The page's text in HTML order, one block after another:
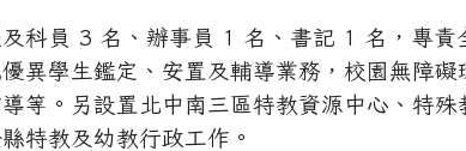
科員 3 名、辦事員 1 名、書記 1 名，專責
異學生鑑定、安置及輔導業務，校園無障礙
等。另設置北中南三區特教資源中心、特殊
特教及幼教行政工作。